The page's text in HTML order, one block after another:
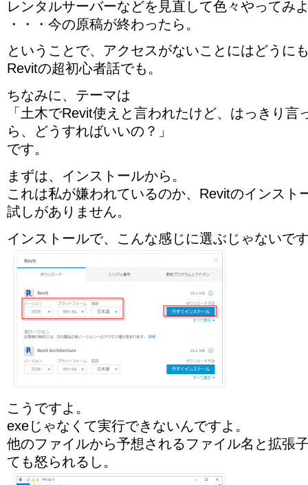
レンタルサーバーなどを見直して色々やってみ
・・・今の原稿が終わったら。
ということで、アクセスがないことにはどうに
Revitの超初心者話でも。
ちなみに、テーマは
「土木でRevit使えと言われたけど、はっきり言
ら、どうすればいいの？」
です。
まずは、インストールから。
これは私が嫌われているのか、Revitのインスト
試しがありません。
インストールで、こんな感じに選ぶじゃないで
こうですよ。
exeじゃなくて実行できないんですよ。
他のファイルから予想されるファイル名と拡張
ても怒られるし。